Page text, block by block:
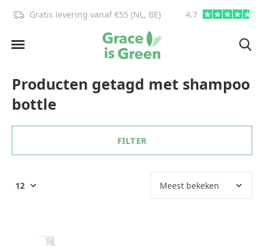
Gratis levering vanaf €55 (NL, BE) 4.7
Producten getagd met shampoo
bottle
FILTER